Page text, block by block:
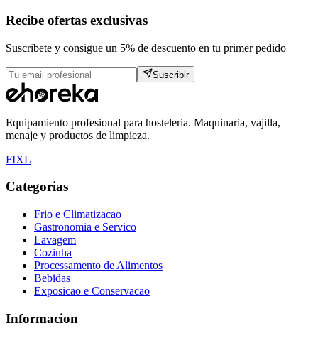
Recibe ofertas exclusivas
Suscribete y consigue un 5% de descuento en tu primer pedido
Suscribir
Equipamiento profesional para hosteleria. Maquinaria, vajilla,
menaje y productos de limpieza.
FIXL
Categorias
Frio e Climatizacao
Gastronomia e Servico
Lavagem
Cozinha
Processamento de Alimentos
Bebidas
Exposicao e Conservacao
Informacion